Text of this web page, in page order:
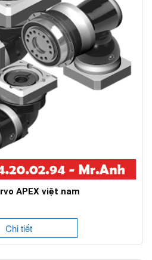
APEX việt nam
Chi tiết